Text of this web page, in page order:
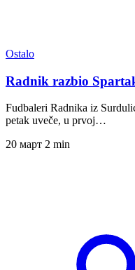
Ostalo
Radnik razbio
Fudbaleri Radnika iz
petak uveče, u prvoj…
20 март 2 min